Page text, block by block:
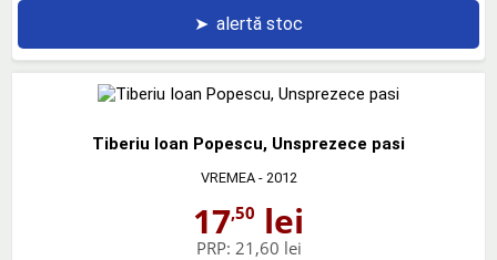
➤ alertă stoc
Tiberiu Ioan Popescu, Unsprezece pasi
VREMEA- 2012
17,50 lei
PRP: 21,60 lei